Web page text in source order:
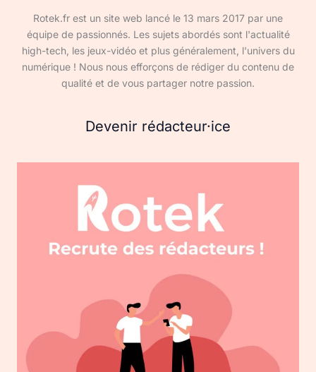
Rotek.fr est un site web lancé le 13 mars 2017 par une
équipe de passionnés. Les sujets abordés sont l'actualité
high-tech, les jeux-vidéo et plus généralement, l'univers du
numérique ! Nous nous efforçons de rédiger du contenu de
qualité et de vous partager notre passion.
Devenir rédacteur·ice